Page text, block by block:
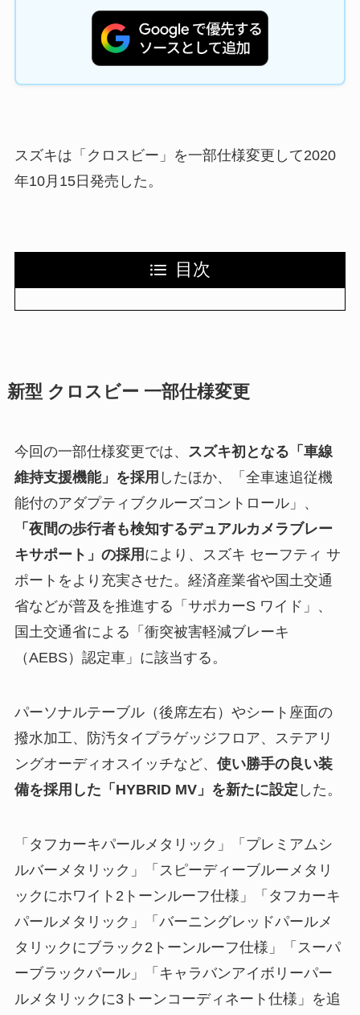
スズキは「クロスビー」を一部仕様変更して2020
年10月15日発売した。
目次
新型 クロスビー 一部仕様変更
今回の一部仕様変更では、 スズキ初となる「車線
維持支援機能」を採用 したほか、「全車速追従機
能付のアダプティブクルーズコントロール」、
「夜間の歩行者も検知するデュアルカメラブレー
キサポート」の採用 により、スズキ セーフティ サ
ポートをより充実させた。経済産業省や国土交通
省などが普及を推進する「サポカーS ワイド」、
国土交通省による「衝突被害軽減ブレーキ
（AEBS）認定車」に該当する。
パーソナルテーブル（後席左右）やシート座面の
撥水加工、防汚タイプラゲッジフロア、ステアリ
ングオーディオスイッチなど、 使い勝手の良い装
備を採用した「HYBRID MV」を新たに設定 した。
「タフカーキパールメタリック」「プレミアムシ
ルバーメタリック」「スピーディーブルーメタリ
ックにホワイト2トーンルーフ仕様」「タフカーキ
パールメタリック」「バーニングレッドパールメ
タリックにブラック2トーンルーフ仕様」「スーパ
ーブラックパール」「キャラバンアイボリーパー
ルメタリックに3トーンコーディネート仕様」を追